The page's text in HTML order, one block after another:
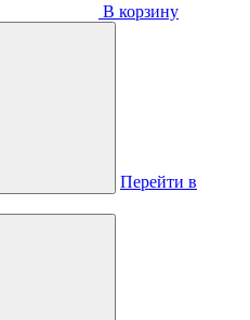
В корзину
Перейти в